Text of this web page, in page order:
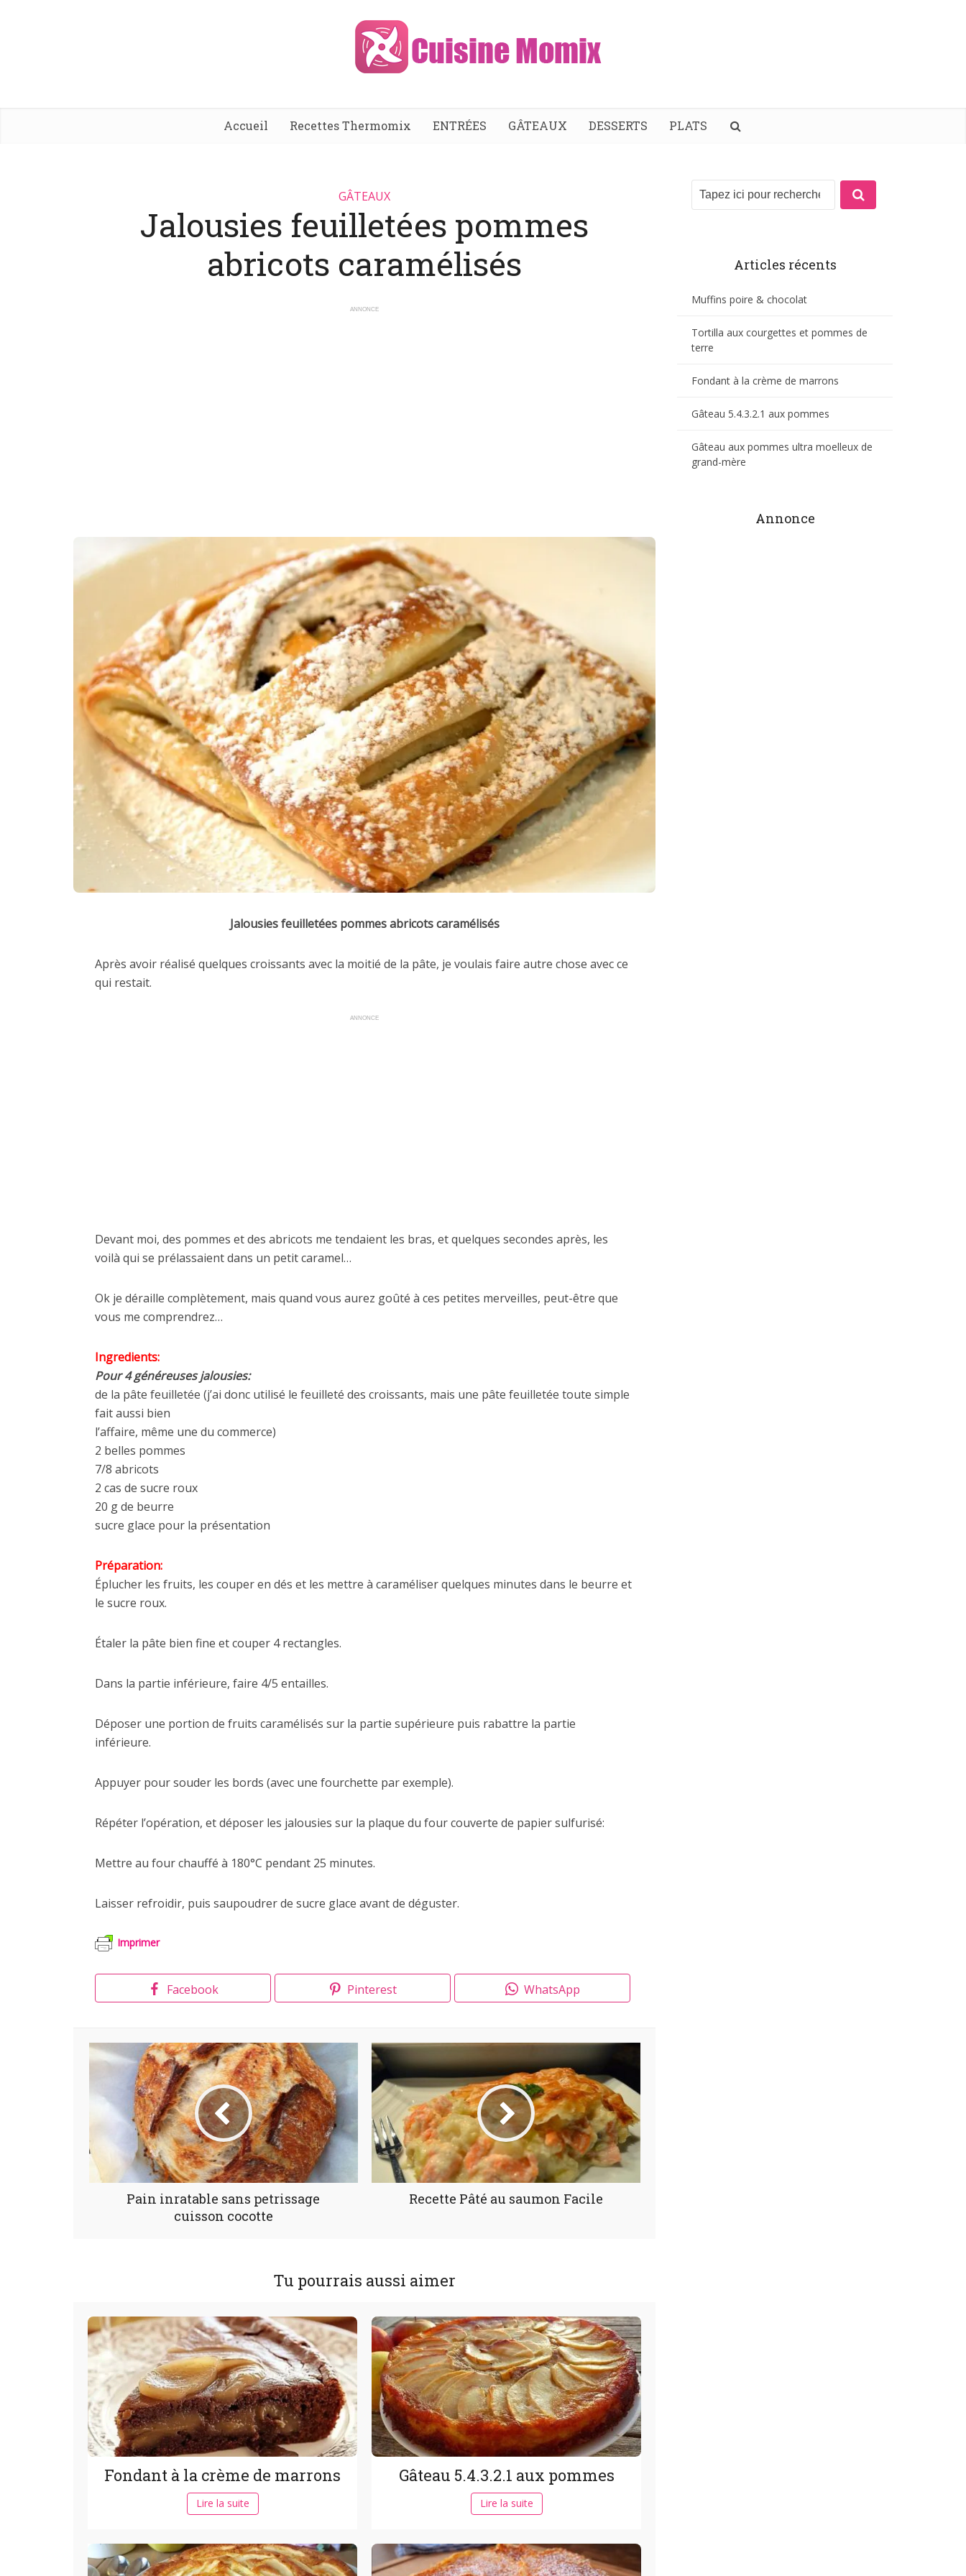
Accueil Recettes Thermomix ENTRÉES GÂTEAUX DESSERTS PLATS
GÂTEAUX
Jalousies feuilletées pommes
abricots caramélisés
ANNONCE
Jalousies feuilletées pommes abricots caramélisés
Après avoir réalisé quelques croissants avec la moitié de la pâte, je voulais faire autre chose avec ce
qui restait.
ANNONCE
Devant moi, des pommes et des abricots me tendaient les bras, et quelques secondes après, les
voilà qui se prélassaient dans un petit caramel…
Ok je déraille complètement, mais quand vous aurez goûté à ces petites merveilles, peut-être que
vous me comprendrez…
Ingredients:
Pour 4 généreuses jalousies:
de la pâte feuilletée (j’ai donc utilisé le feuilleté des croissants, mais une pâte feuilletée toute simple
fait aussi bien
l’affaire, même une du commerce)
2 belles pommes
7/8 abricots
2 cas de sucre roux
20 g de beurre
sucre glace pour la présentation
Préparation:
Éplucher les fruits, les couper en dés et les mettre à caraméliser quelques minutes dans le beurre et
le sucre roux.
Étaler la pâte bien fine et couper 4 rectangles.
Dans la partie inférieure, faire 4/5 entailles.
Déposer une portion de fruits caramélisés sur la partie supérieure puis rabattre la partie
inférieure.
Appuyer pour souder les bords (avec une fourchette par exemple).
Répéter l’opération, et déposer les jalousies sur la plaque du four couverte de papier sulfurisé:
Mettre au four chauffé à 180°C pendant 25 minutes.
Laisser refroidir, puis saupoudrer de sucre glace avant de déguster.
Imprimer
Facebook Pinterest WhatsApp
Pain inratable sans petrissage
cuisson cocotte
Recette Pâté au saumon Facile
Tu pourrais aussi aimer
Fondant à la crème de marrons
Lire la suite
Gâteau 5.4.3.2.1 aux pommes
Lire la suite
Articles récents
Muffins poire & chocolat
Tortilla aux courgettes et pommes de
terre
Fondant à la crème de marrons
Gâteau 5.4.3.2.1 aux pommes
Gâteau aux pommes ultra moelleux de
grand-mère
Annonce